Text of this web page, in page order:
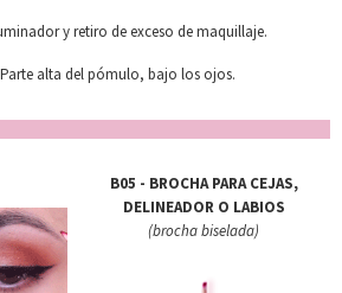
y retiro de exceso de maquillaje.
Parte alta del pómulo, bajo los ojos.
B05 - BROCHA PARA CEJAS,
DELINEADOR O LABIOS
(brocha biselada)